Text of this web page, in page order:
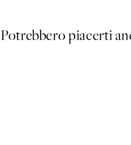
Potrebbero piacerti